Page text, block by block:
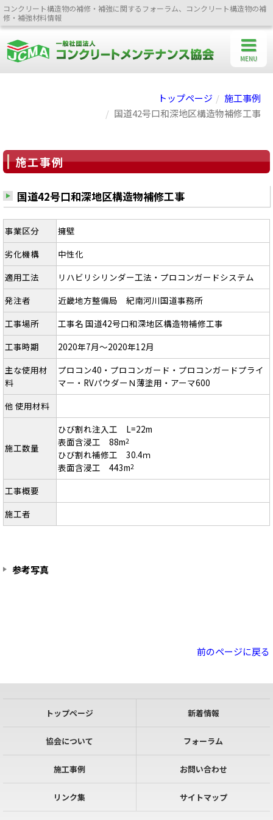
コンクリート構造物の補修・補強に関するフォーラム、コンクリート構造物の補
修・補強材料情報
トップページ
施工事例
国道42号口和深地区構造物補修工事
施工事例
国道42号口和深地区構造物補修工事
事業区分
擁壁
劣化機構
中性化
適用工法
リハビリシリンダー工法・プロコンガードシステム
発注者
近畿地方整備局 紀南河川国道事務所
工事場所
工事名 国道42号口和深地区構造物補修工事
工事時期
2020年7月～2020年12月
主な使用材
料
プロコン40・プロコンガード・プロコンガードプライ
マー・RVパウダーＮ薄塗用・アーマ600
他 使用材料
施工数量
ひび割れ注入工 L=22m
表面含浸工 88m2
ひび割れ補修工 30.4ｍ
表面含浸工 443m2
工事概要
施工者
参考写真
前のページに戻る
トップページ 新着情報
協会について フォーラム
施工事例 お問い合わせ
リンク集 サイトマップ
MENU